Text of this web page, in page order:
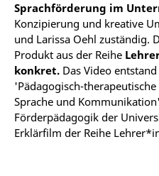
Sprachförderung im
Konzipierung und kreative
und Larissa Oehl zuständig.
Produkt aus der Reihe
konkret. Das Video
'Pädagogisch-
Sprache und
Förderpädagogik der
Erklärfilm der Reihe